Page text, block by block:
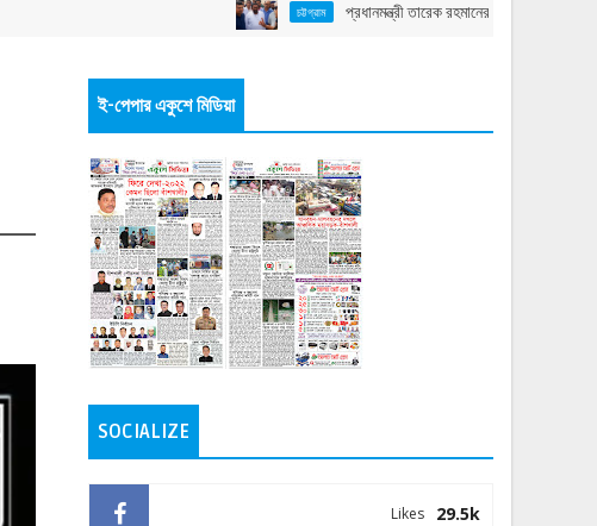
চট্টগ্রাম প্রধানমন্ত্রী তারেক রহমানের বাঁশখালী সফর: বাহারছড়া
ই-পেপার একুশে মিডিয়া
SOCIALIZE
29.5k
Likes